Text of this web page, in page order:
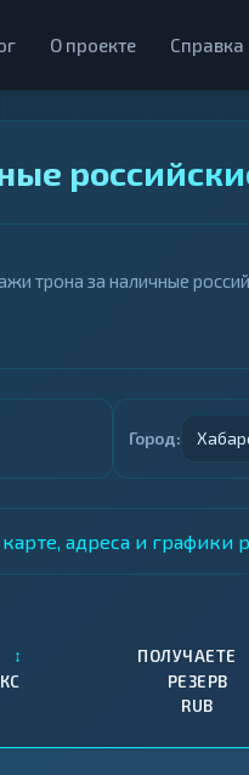
О проекте Справка
трона за наличные
Город:
адреса и графики
↕ ПОЛУЧАЕТЕ
РЕЗЕРВ
RUB